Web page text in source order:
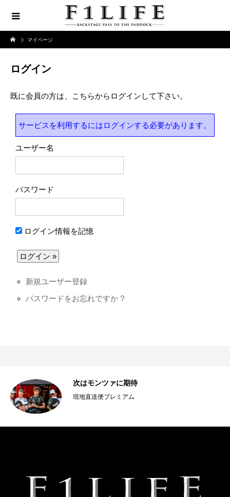
マイページ
ログイン
既に会員の方は、こちらからログインして下さい。
サービスを利用するにはログインする必要があります。
ユーザー名
パスワード
ログイン情報を記憶
新規ユーザー登録
パスワードをお忘れですか ?
次はモンツァに期待
現地直送便プレミアム